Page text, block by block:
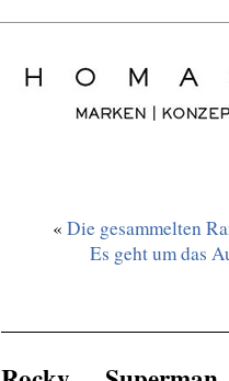
« Die gesammelten
Es geht um das